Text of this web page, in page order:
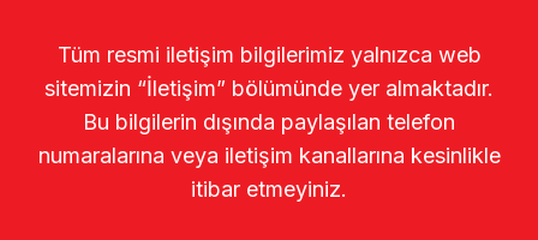
Tüm resmi iletişim bilgilerimiz yalnızca web
sitemizin “İletişim” bölümünde yer almaktadır.
Bu bilgilerin dışında paylaşılan telefon
numaralarına veya iletişim kanallarına kesinlikle
itibar etmeyiniz.